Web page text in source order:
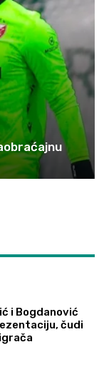
i Bogdanović
čudi